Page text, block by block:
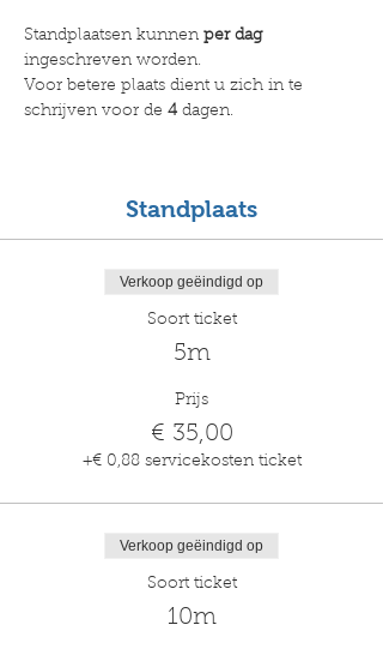
Standplaatsen kunnen per dag
ingeschreven worden.
Voor betere plaats dient u zich in te
schrijven voor de 4 dagen.​
Standplaats
Verkoop geëindigd op
Soort ticket
5m
Prijs
€ 35,00
+€ 0,88 servicekosten ticket
Verkoop geëindigd op
Soort ticket
10m